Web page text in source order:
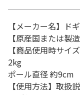
【メーカー名】ド
【原産国または製
【商品使用時サ
2kg
ポール直径 約9cm
【使用方法】取扱